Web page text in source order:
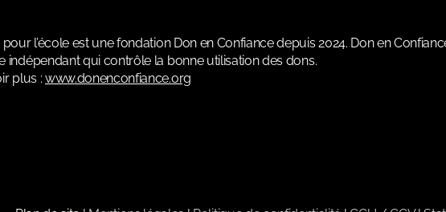
l’école est une fondation Don en Confiance depuis 2024. Don en
indépendant qui contrôle la bonne utilisation des dons.
plus : www.donenconfiance.org